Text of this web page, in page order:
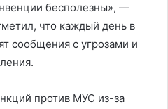
бесполезны», —
что каждый день в
сообщения с угрозами и
против МУС из-за